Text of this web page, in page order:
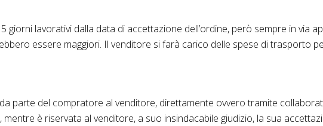
lavorativi dalla data di accettazione dell’ordine, però sempre in via
essere maggiori. Il venditore si farà carico delle spese di trasporto
parte del compratore al venditore, direttamente ovvero tramite
è riservata al venditore, a suo insindacabile giudizio, la sua